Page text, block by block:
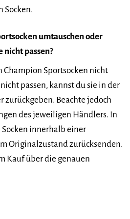
Socken.
umtauschen oder
nicht passen?
Champion Sportsocken nicht
passen, kannst du sie in der
zurückgeben. Beachte jedoch
des jeweiligen Händlers. In
Socken innerhalb einer
Originalzustand zurücksenden.
Kauf über die genauen